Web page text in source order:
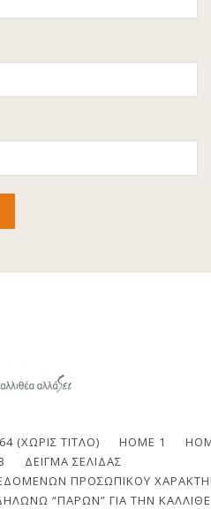
(ΧΩΡΊΣ ΤΊΤΛΟ) HOME 1
ΔΕΊΓΜΑ ΣΕΛΊΔΑΣ
ΠΡΟΣΩΠΙΚΟΎ
“ΠΑΡΏΝ” ΓΙΑ ΤΗΝ